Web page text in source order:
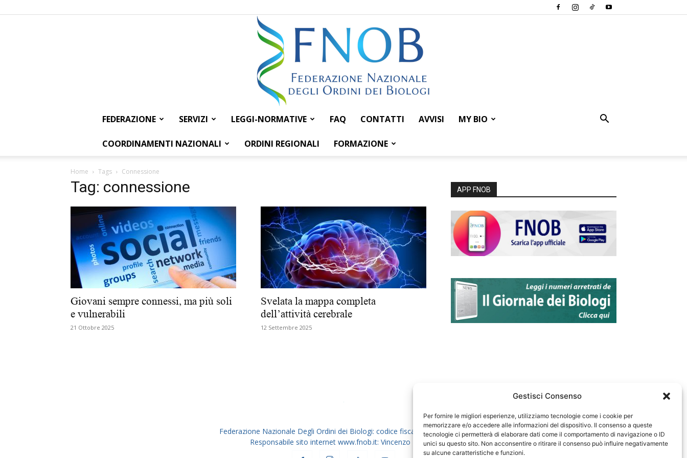
Gestisci Consenso
Per fornire le migliori esperienze, utilizziamo tecnologie come i cookie per
memorizzare e/o accedere alle informazioni del dispositivo. Il consenso a queste
tecnologie ci permetterà di elaborare dati come il comportamento di navigazione o ID
unici su questo sito. Non acconsentire o ritirare il consenso può influire negativamente
su alcune caratteristiche e funzioni.
Federazione
Nazionale
degli
dei
FEDERAZIONE SERVIZI LEGGI-NORMATIVE FAQ CONTATTI AVVISI MY BIO
COORDINAMENTI NAZIONALI ORDINI REGIONALI FORMAZIONE
Home Tags Connessione
Tag: connessione
Giovani sempre connessi, ma più soli
e vulnerabili
21 Ottobre 2025
Svelata la mappa completa
dell’attività cerebrale
12 Settembre 2025
APP FNOB
Federazione Nazionale Degli Ordini dei Biologi: codice fiscale 80069130583
Responsabile sito internet www.fnob.it: Vincenzo D'Anna